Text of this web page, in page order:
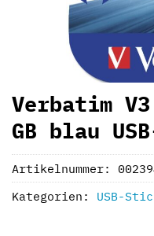
Verbatim
GB blau
Artikelnummer:
Kategorien: USB-